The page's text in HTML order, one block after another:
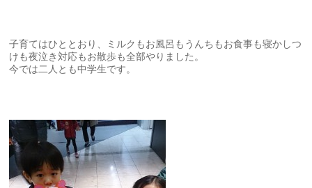
子育てはひととおり、ミルクもお風呂もうんちもお食事も寝かしつ
けも夜泣き対応もお散歩も全部やりました。
今では二人とも中学生です。